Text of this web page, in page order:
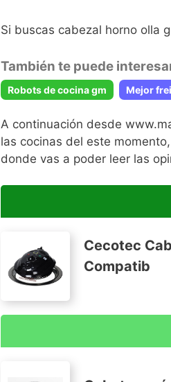
Si buscas cabezal horno olla
También te puede
Robots de cocina gm Mejor
A continuación desde
las cocinas del este
donde vas a poder leer las
Cecotec
Compatib
Cabezal de horno con aro